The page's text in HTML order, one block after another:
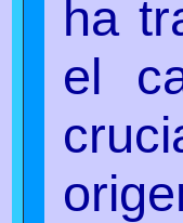
ha
el